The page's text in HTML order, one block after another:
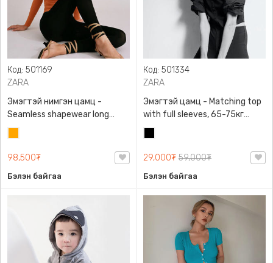
Код: 501169
ZARA
Эмэгтэй нимгэн цамц -
Seamless shapewear long
sleeve t-shirt, 40-60кг жинд
таарна, ZARA, 8779/458/615,
Урт ханцуйтай
98,500₮
Бэлэн байгаа
Код: 501334
ZARA
Эмэгтэй цамц - Matching top
with full sleeves, 65-75кг
жинд таарна, ZARA,
0962/642/800, Задгай
энгэртэй, Урт ханцуйтай,
29,000₮ 59,000₮
Бэлэн байгаа